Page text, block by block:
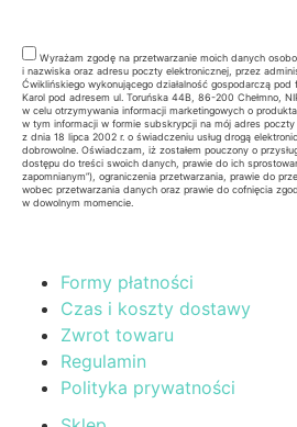
Wyrażam zgodę na przetwarzanie moich danych
i nazwiska oraz adresu poczty elektronicznej, przez
Ćwiklińskiego wykonującego działalność gospodarczą
Karol pod adresem ul. Toruńska 44B, 86-200 Chełmno,
w celu otrzymywania informacji marketingowych o
w tym informacji w formie subskrypcji na mój adres
z dnia 18 lipca 2002 r. o świadczeniu usług drogą
dobrowolne. Oświadczam, iż zostałem pouczony o
dostępu do treści swoich danych, prawie do ich
zapomnianym”), ograniczenia przetwarzania, prawie do
wobec przetwarzania danych oraz prawie do cofnięcia
w dowolnym momencie.
Formy płatności
Czas i koszty dostawy
Zwrot towaru
Regulamin
Polityka prywatności